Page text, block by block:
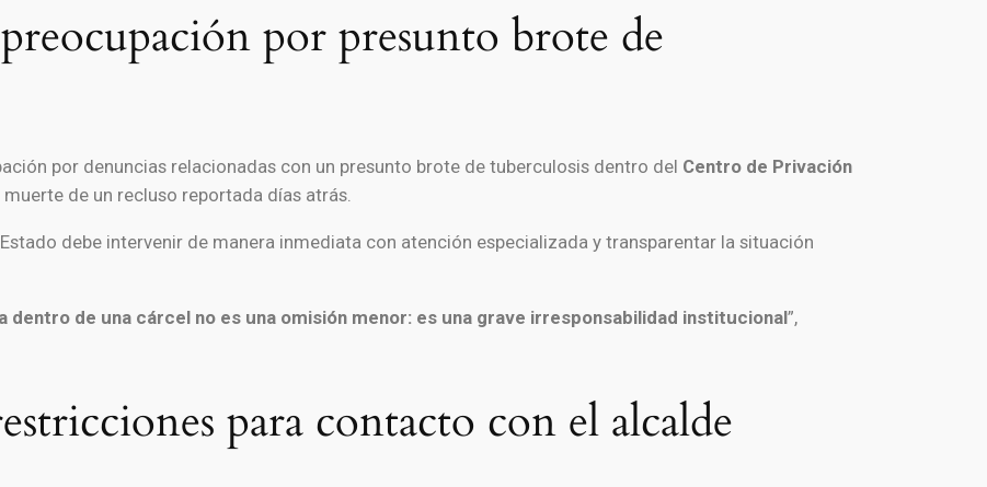
por presunto brote de
por denuncias relacionadas con un presunto brote de tuberculosis dentro del Centro de Privación
muerte de un recluso reportada días atrás.
debe intervenir de manera inmediata con atención especializada y transparentar la situación
dentro de una cárcel no es una omisión menor: es una grave irresponsabilidad institucional”,
para contacto con el alcalde